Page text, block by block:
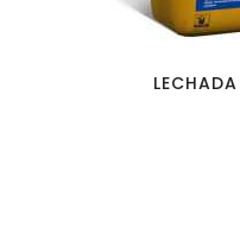
favorite_border